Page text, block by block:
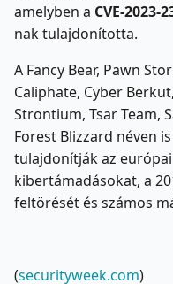
amelyben a CVE-2023-
nak tulajdonította.
A Fancy Bear, Pawn
Caliphate, Cyber
Strontium, Tsar Team,
Forest Blizzard néven
tulajdonítják az
kibertámadásokat, a
feltörését és számos
(securityweek.com)